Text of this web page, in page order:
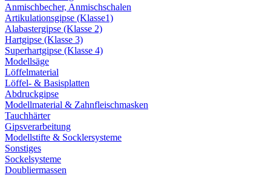
Anmischbecher, Anmischschalen
Artikulationsgipse (Klasse1)
Alabastergipse (Klasse 2)
Hartgipse (Klasse 3)
Superhartgipse (Klasse 4)
Modellsäge
Löffelmaterial
Löffel- & Basisplatten
Abdruckgipse
Modellmaterial & Zahnfleischmasken
Tauchhärter
Gipsverarbeitung
Modellstifte & Socklersysteme
Sonstiges
Sockelsysteme
Doubliermassen